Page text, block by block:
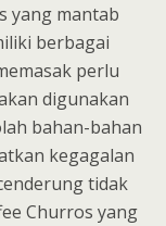
yang mantab
berbagai
perlu
digunakan
bahan-bahan
kegagalan
tidak
Churros yang